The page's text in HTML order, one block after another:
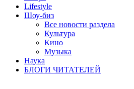
Lifestyle
Шоу-биз
Все новости раздела
Культура
Кино
Музыка
Наука
БЛОГИ ЧИТАТЕЛЕЙ